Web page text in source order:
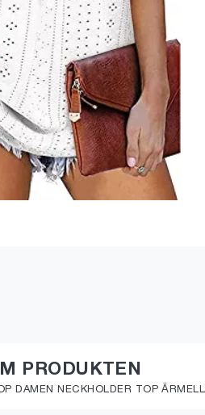
PRODUKTEN
DAMEN NECKHOLDER TOP